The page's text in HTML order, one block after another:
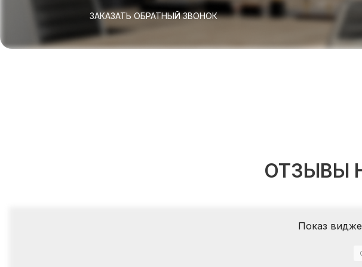
ЗАКАЗАТЬ ОБРАТНЫЙ ЗВОНОК
ОТЗЫВЫ
Показ